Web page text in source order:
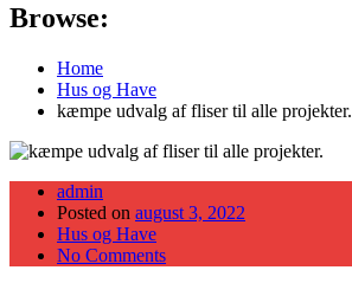
Browse:
Home
Hus og Have
kæmpe udvalg af fliser til alle projekter.
admin
Posted on august 3, 2022
Hus og Have
No Comments